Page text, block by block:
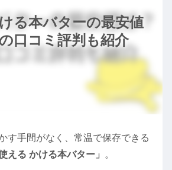
ける本バターの最安値
口コミ評判も紹介
す手間がなく、常温で保存できる
える かける本バター」 。